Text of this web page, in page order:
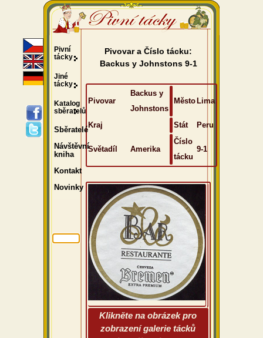
Pivovar a Číslo tácku:
Backus y Johnstons 9-1
Pivovar
Backus y
Johnstons
Město Lima
Kraj Stát Peru
Světadíl Amerika
Číslo
tácku
9-1
Klikněte na obrázek pro
zobrazení galerie tácků
Pivní
tácky
Jiné
tácky
Katalog
sběratelů
Sběratelé
Návštěvní
kniha
Kontakt
Novinky